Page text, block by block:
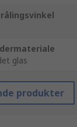
glas
produkter